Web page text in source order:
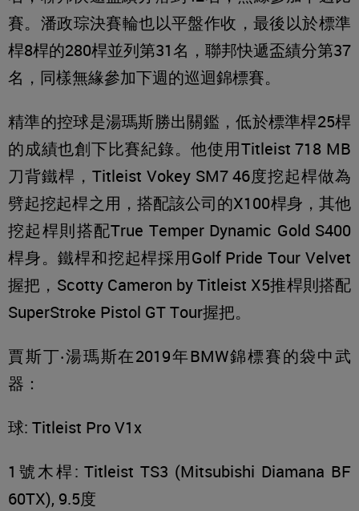
賽。潘政琮決賽輪也以平盤作收，最後以於標準
桿8桿的280桿並列第31名，聯邦快遞盃績分第37
名，同樣無緣參加下週的巡迴錦標賽。
精準的控球是湯瑪斯勝出關鑑，低於標準桿25桿
的成績也創下比賽紀錄。他使用Titleist 718 MB
刀背鐵桿，Titleist Vokey SM7 46度挖起桿做為
劈起挖起桿之用，搭配該公司的X100桿身，其他
挖起桿則搭配True Temper Dynamic Gold S400
桿身。鐵桿和挖起桿採用Golf Pride Tour Velvet
握把，Scotty Cameron by Titleist X5推桿則搭配
SuperStroke Pistol GT Tour握把。
賈斯丁‧湯瑪斯在2019年BMW錦標賽的袋中武
器：
球: Titleist Pro V1x
1號木桿: Titleist TS3 (Mitsubishi Diamana BF
60TX), 9.5度